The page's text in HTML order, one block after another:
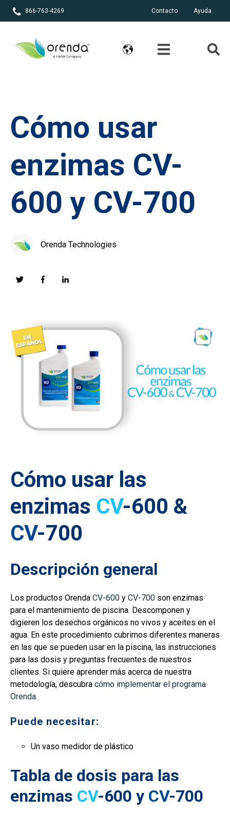
866-763-4269 Contacto Ayuda
Cómo usar
enzimas CV-
600 y CV-700
Orenda Technologies
Cómo usar las
enzimas CV-600 &
CV-700
Descripción general
Los productos Orenda CV-600 y CV-700 son enzimas
para el mantenimiento de piscina. Descomponen y
digieren los desechos orgánicos no vivos y aceites en el
agua. En este procedimiento cubrimos diferentes maneras
en las que se pueden usar en la piscina, las instrucciones
para las dosis y preguntas frecuentes de nuestros
clientes. Si quiere aprender más acerca de nuestra
metodología, descubra cómo implementar el programa
Orenda.
Puede necesitar:
Un vaso medidor de plástico
Tabla de dosis para las
enzimas CV-600 y CV-700